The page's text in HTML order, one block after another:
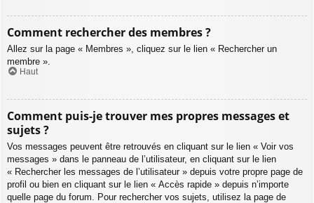
Comment rechercher des membres ?
Allez sur la page « Membres », cliquez sur le lien « Rechercher un
membre ».
Haut
Comment puis-je trouver mes propres messages et
sujets ?
Vos messages peuvent être retrouvés en cliquant sur le lien « Voir vos
messages » dans le panneau de l’utilisateur, en cliquant sur le lien
« Rechercher les messages de l’utilisateur » depuis votre propre page de
profil ou bien en cliquant sur le lien « Accès rapide » depuis n’importe
quelle page du forum. Pour rechercher vos sujets, utilisez la page de